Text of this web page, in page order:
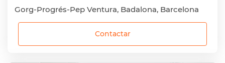
Gorg-Progrés-Pep Ventura, Badalona, Barcelona
Contactar